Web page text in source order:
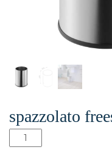
spazzolato
Cestino
9L